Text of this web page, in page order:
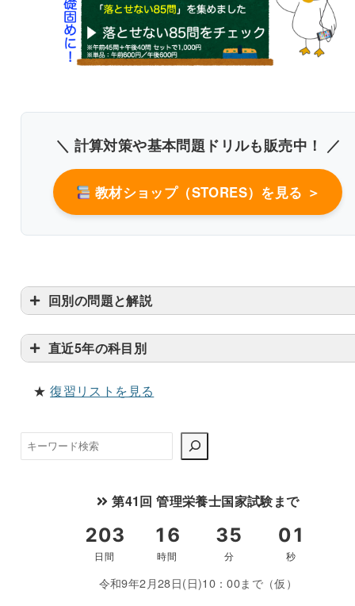
書き込みしやすいレイアウト
改行過去問を見る
＼ 計算対策や基本問題ドリルも販売中！ ／
教材ショップ（STORES）を見る ＞
回別の問題と解説
直近5年の科目別
★復習リストを見る
検
索
第41回 管理栄養士国家試験まで
令和9年2月28日(日)10：00まで（仮）